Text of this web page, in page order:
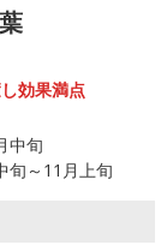
効果満点
中旬
旬～11月上旬